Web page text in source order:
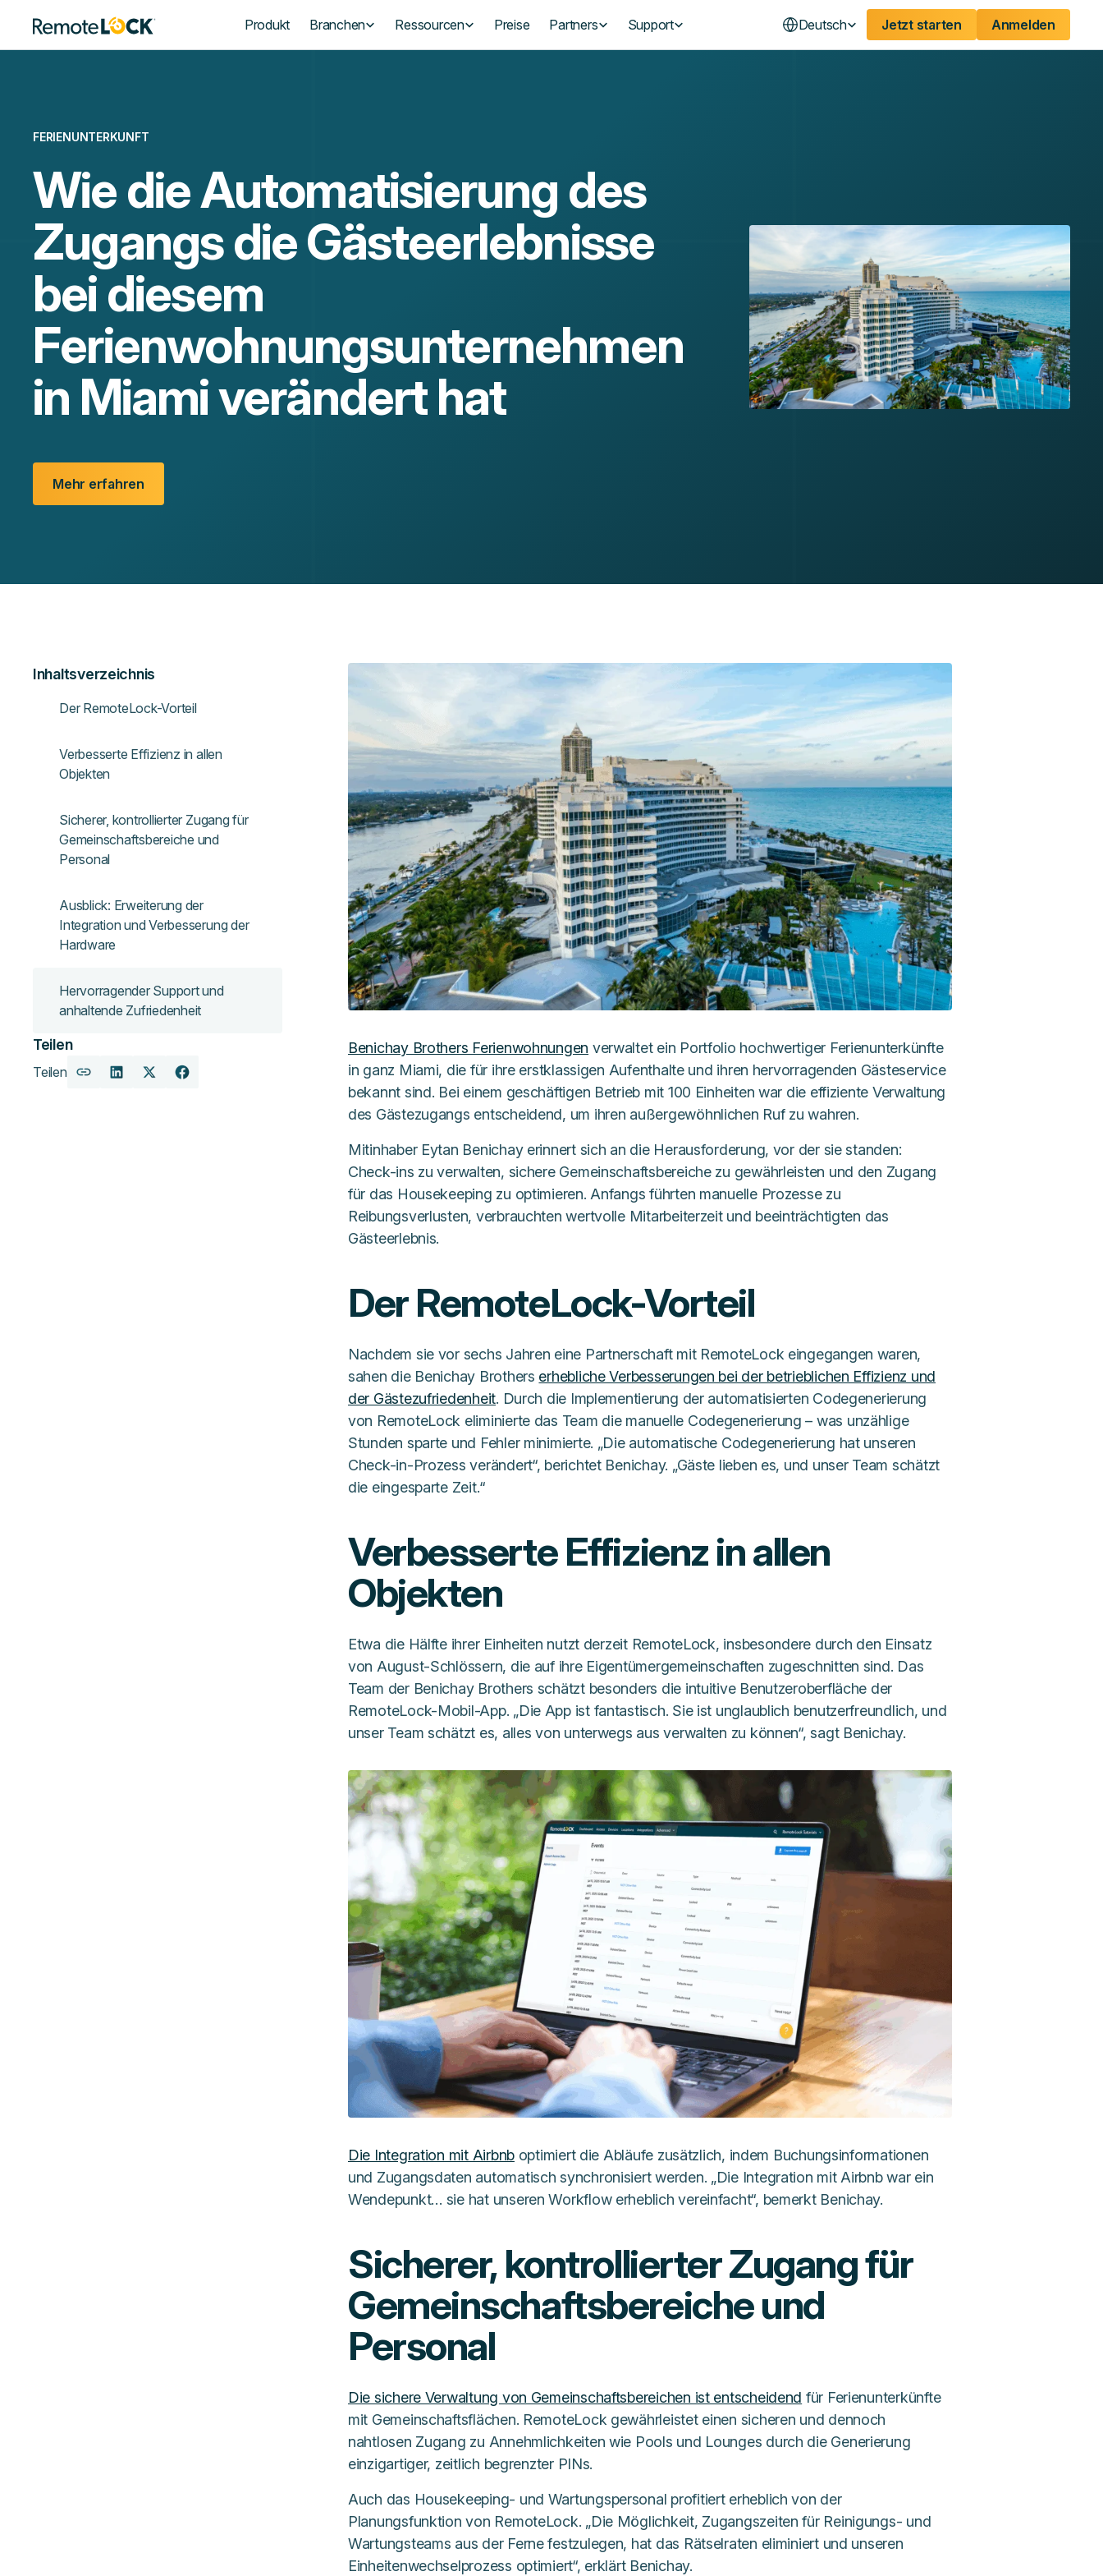
Startseite Produkt Branchen Ressourcen Preise Partners Support Deutsch Jetzt starten Anmelden
FERIENUNTERKUNFT
Wie die Automatisierung des
Zugangs die Gästeerlebnisse
bei diesem
Ferienwohnungsunternehmen
in Miami verändert hat
Mehr erfahren
Inhaltsverzeichnis
Der RemoteLock-Vorteil
Verbesserte Effizienz in allen
Objekten
Sicherer, kontrollierter Zugang für
Gemeinschaftsbereiche und
Personal
Ausblick: Erweiterung der
Integration und Verbesserung der
Hardware
Hervorragender Support und
anhaltende Zufriedenheit
Teilen
Teilen
URL
Auf
Auf
Auf
Benichay Brothers Ferienwohnungen verwaltet ein Portfolio hochwertiger Ferienunterkünfte
in ganz Miami, die für ihre erstklassigen Aufenthalte und ihren hervorragenden Gästeservice
bekannt sind. Bei einem geschäftigen Betrieb mit 100 Einheiten war die effiziente Verwaltung
des Gästezugangs entscheidend, um ihren außergewöhnlichen Ruf zu wahren.
Mitinhaber Eytan Benichay erinnert sich an die Herausforderung, vor der sie standen:
Check-ins zu verwalten, sichere Gemeinschaftsbereiche zu gewährleisten und den Zugang
für das Housekeeping zu optimieren. Anfangs führten manuelle Prozesse zu
Reibungsverlusten, verbrauchten wertvolle Mitarbeiterzeit und beeinträchtigten das
Gästeerlebnis.
Der RemoteLock-Vorteil
Nachdem sie vor sechs Jahren eine Partnerschaft mit RemoteLock eingegangen waren,
sahen die Benichay Brothers erhebliche Verbesserungen bei der betrieblichen Effizienz und
der Gästezufriedenheit. Durch die Implementierung der automatisierten Codegenerierung
von RemoteLock eliminierte das Team die manuelle Codegenerierung – was unzählige
Stunden sparte und Fehler minimierte. „Die automatische Codegenerierung hat unseren
Check-in-Prozess verändert“, berichtet Benichay. „Gäste lieben es, und unser Team schätzt
die eingesparte Zeit.“
Verbesserte Effizienz in allen
Objekten
Etwa die Hälfte ihrer Einheiten nutzt derzeit RemoteLock, insbesondere durch den Einsatz
von August-Schlössern, die auf ihre Eigentümergemeinschaften zugeschnitten sind. Das
Team der Benichay Brothers schätzt besonders die intuitive Benutzeroberfläche der
RemoteLock-Mobil-App. „Die App ist fantastisch. Sie ist unglaublich benutzerfreundlich, und
unser Team schätzt es, alles von unterwegs aus verwalten zu können“, sagt Benichay.
Die Integration mit Airbnboptimiert die Abläufe zusätzlich, indem Buchungsinformationen
und Zugangsdaten automatisch synchronisiert werden. „Die Integration mit Airbnb war ein
Wendepunkt… sie hat unseren Workflow erheblich vereinfacht“, bemerkt Benichay.
Sicherer, kontrollierter Zugang für
Gemeinschaftsbereiche und
Personal
Die sichere Verwaltung von Gemeinschaftsbereichen ist entscheidend für Ferienunterkünfte
mit Gemeinschaftsflächen. RemoteLock gewährleistet einen sicheren und dennoch
nahtlosen Zugang zu Annehmlichkeiten wie Pools und Lounges durch die Generierung
einzigartiger, zeitlich begrenzter PINs.
Auch das Housekeeping- und Wartungspersonal profitiert erheblich von der
Planungsfunktion von RemoteLock. „Die Möglichkeit, Zugangszeiten für Reinigungs- und
Wartungsteams aus der Ferne festzulegen, hat das Rätselraten eliminiert und unseren
Einheitenwechselprozess optimiert“, erklärt Benichay.